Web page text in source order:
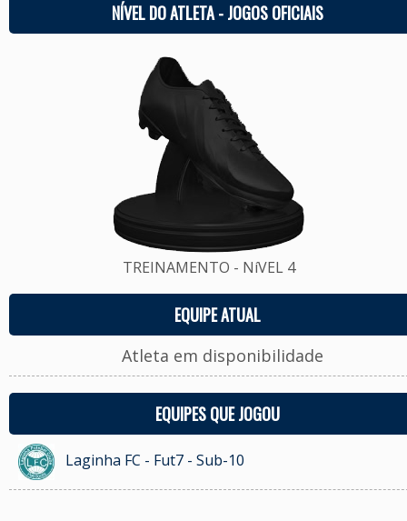
NÍVEL DO ATLETA - JOGOS OFICIAIS
TREINAMENTO - NíVEL 4
EQUIPE ATUAL
Atleta em disponibilidade
EQUIPES QUE JOGOU
Laginha FC - Fut7 - Sub-10